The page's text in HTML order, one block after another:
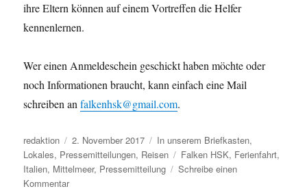
ihre Eltern können auf einem Vortreffen die Helfer
kennenlernen.
Wer einen Anmeldeschein geschickt haben möchte oder
noch Informationen braucht, kann einfach eine Mail
schreiben anfalkenhsk@gmail.com.
Autor
redaktion
Veröffentlicht
am
2. November 2017 Kategorien
In unserem Briefkasten,
Lokales, Pressemitteilungen, Reisen Schlagwörter
Falken HSK, Ferienfahrt,
Italien, Mittelmeer, Pressemitteilung
Schreibe einen
Kommentarzu